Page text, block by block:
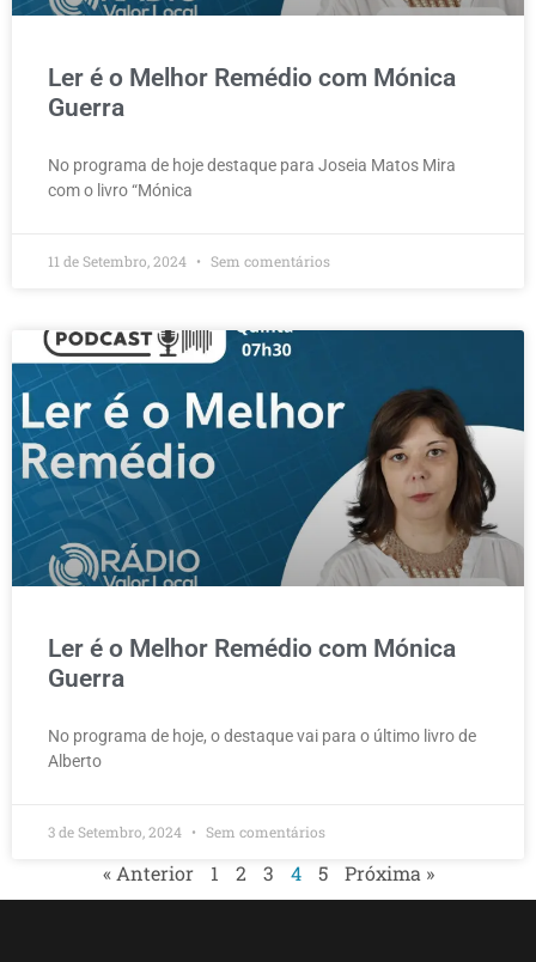
Ler é o Melhor Remédio com Mónica
Guerra
No programa de hoje destaque para Joseia Matos Mira
com o livro “Mónica
11 de Setembro, 2024 Sem comentários
Ler é o Melhor Remédio com Mónica
Guerra
No programa de hoje, o destaque vai para o último livro de
Alberto
3 de Setembro, 2024 Sem comentários
« Anterior 1 2 3 4 5 Próxima »